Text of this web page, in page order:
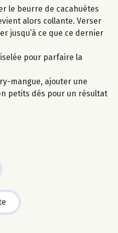
le beurre de cacahuètes
alors collante. Verser
jusqu’à ce que ce dernier
pour parfaire la
mangue, ajouter une
petits dés pour un résultat